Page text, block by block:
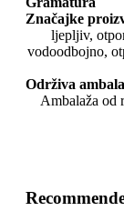
Značajke
ljepljiv,
vodoodbojno,
Održiva
Ambalaža od